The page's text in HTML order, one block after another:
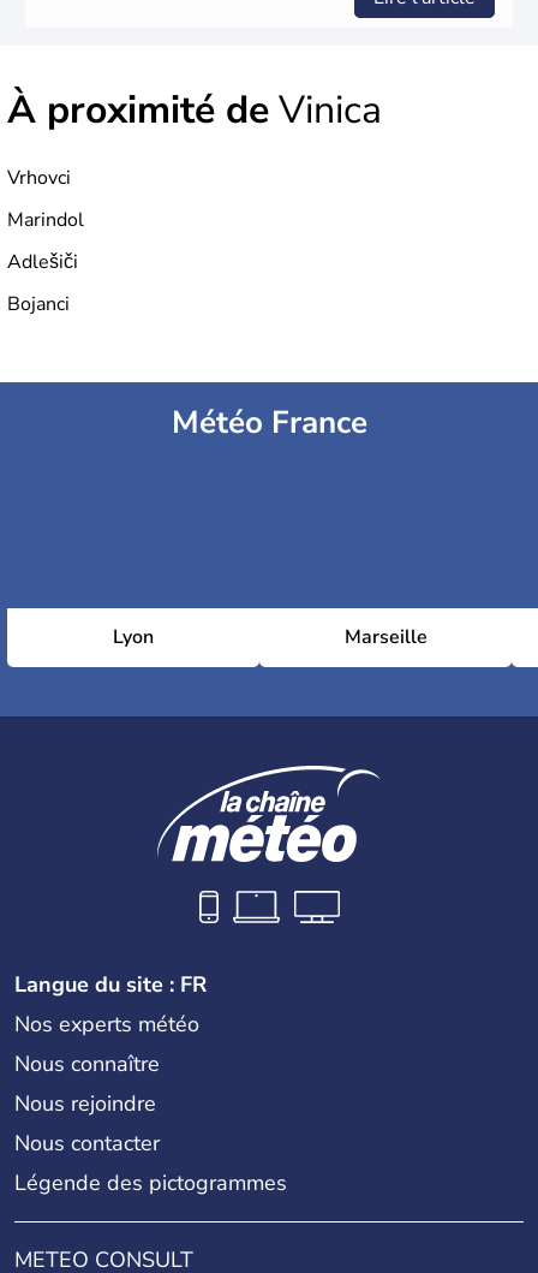
À proximité deVinica
Vrhovci
Marindol
Adlešiči
Bojanci
Météo France
Lyon Marseille
Langue du site : FR
Nos experts météo
Nous connaître
Nous rejoindre
Nous contacter
Légende des pictogrammes
METEO CONSULT